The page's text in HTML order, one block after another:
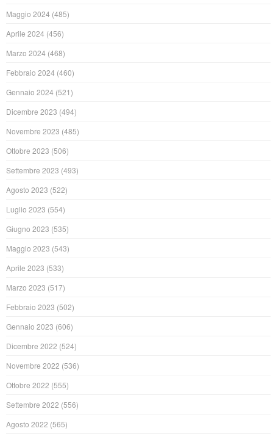
Maggio 2024 (485)
Aprile 2024 (456)
Marzo 2024 (468)
Febbraio 2024 (460)
Gennaio 2024 (521)
Dicembre 2023 (494)
Novembre 2023 (485)
Ottobre 2023 (506)
Settembre 2023 (493)
Agosto 2023 (522)
Luglio 2023 (554)
Giugno 2023 (535)
Maggio 2023 (543)
Aprile 2023 (533)
Marzo 2023 (517)
Febbraio 2023 (502)
Gennaio 2023 (606)
Dicembre 2022 (524)
Novembre 2022 (536)
Ottobre 2022 (555)
Settembre 2022 (556)
Agosto 2022 (565)